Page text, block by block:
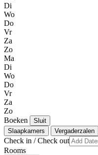
Di
Wo
Do
Vr
Za
Zo
Ma
Di
Wo
Do
Vr
Za
Zo
Boeken
Sluit
Slaapkamers
Vergaderzalen
Check in / Check out
Rooms